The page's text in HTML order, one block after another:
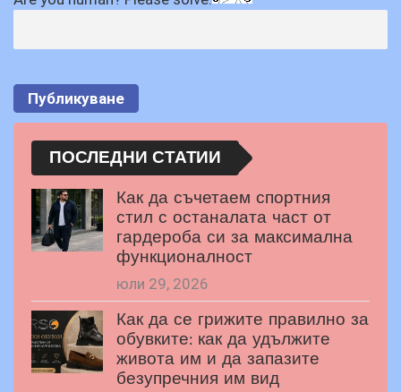
ПОСЛЕДНИ СТАТИИ
Как да съчетаем спортния
стил с останалата част от
гардероба си за максимална
функционалност
юли 29, 2026
Как да се грижите правилно за
обувките: как да удължите
живота им и да запазите
безупречния им вид